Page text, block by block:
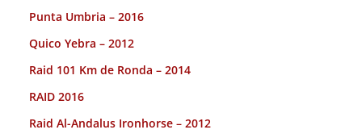
Punta Umbria – 2016
Quico Yebra – 2012
Raid 101 Km de Ronda – 2014
RAID 2016
Raid Al-Andalus Ironhorse – 2012